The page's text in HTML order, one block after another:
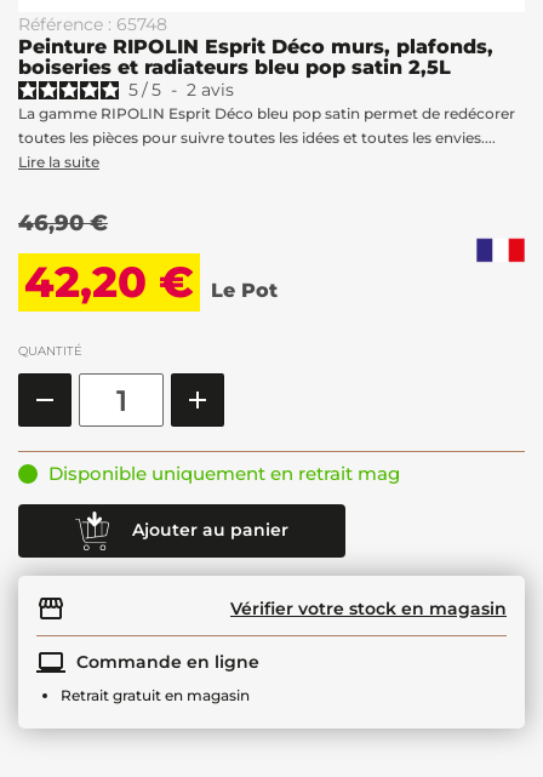
Référence : 65748
Peinture RIPOLIN Esprit Déco murs, plafonds,
boiseries et radiateurs bleu pop satin 2,5L
5/5 - 2 avis
La gamme RIPOLIN Esprit Déco bleu pop satin permet de redécorer
toutes les pièces pour suivre toutes les idées et toutes les envies....
Lire la suite
46,90 €
42,20 € Le Pot
QUANTITÉ
Disponible uniquement en retrait mag
Ajouter au panier
Vérifier votre stock en magasin
Commande en ligne
Retrait gratuit en magasin